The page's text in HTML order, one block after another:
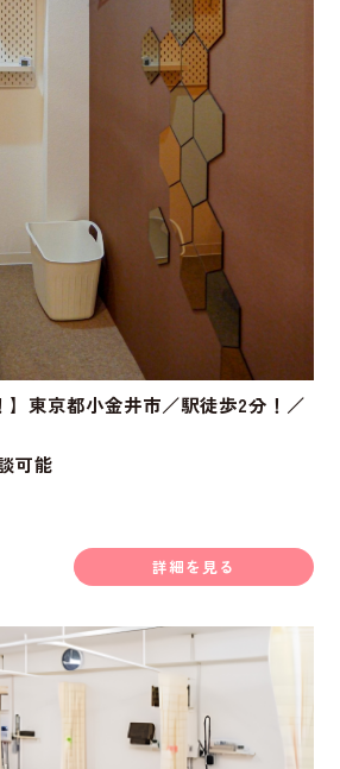
】東京都小金井市／駅徒歩2分！／
可能
詳細を見る